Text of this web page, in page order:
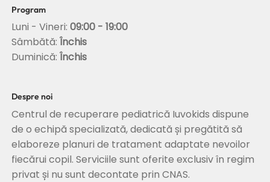
Despre noi
Centrul de recuperare pediatrică Iuvokids dispune
de o echipă specializată, dedicată și pregătită să
elaboreze planuri de tratament adaptate nevoilor
fiecărui copil. Serviciile sunt oferite exclusiv în regim
privat și nu sunt decontate prin CNAS.
Program
Luni - Vineri:09:00 - 19:00
Sâmbătă:Închis
Duminică: Închis